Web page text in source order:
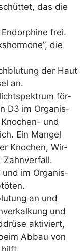
das die
frei.
die
der Haut
an.
för­
D3 im Orga­nis­
und
Ein Man­gel
Kno­chen, Wir­
Zahnverfall.
und im Orga­nis­
an und
und
akti­viert,
Abbau von